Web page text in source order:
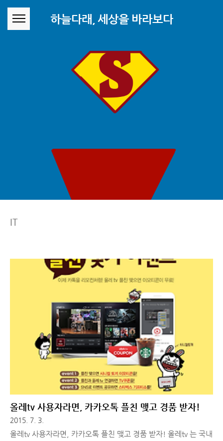
하늘다래, 세상을 바라보다
IT
올레tv 사용자라면, 카카오톡 플친 맺고 경품 받자!
2015. 7. 3.
올레tv 사용자라면, 카카오톡 플친 맺고 경품 받자! 올레tv 는 국내